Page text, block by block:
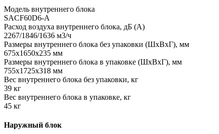
Модель внутреннего блока
SAСF60D6-A
Расход воздуха внутреннего блока, дБ (А)
2267/1846/1636 м3/ч
Размеры внутреннего блока без упаковки (ШхВхГ), мм
675х1650x235 мм
Размеры внутреннего блока в упаковке (ШхВхГ), мм
755х1725x318 мм
Вес внутреннего блока без упаковки, кг
39 кг
Вес внутреннего блока в упаковке, кг
45 кг
Наружный блок